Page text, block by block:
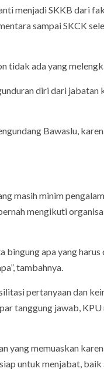
menjadi SKKB dari
sampai SKCK
tidak ada yang
diri dari
Bawaslu,
masih minim
mengikuti
apa yang
tambahnya.
pertanyaan dan
tanggung jawab,
yang memuaskan
untuk menjabat, baik